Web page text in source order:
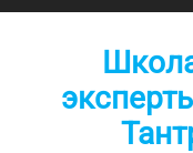
Перейти